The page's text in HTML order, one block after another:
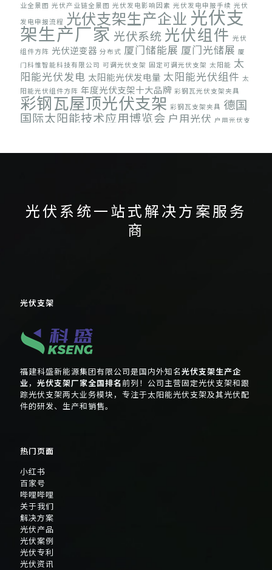
业全景图 光伏产业链全景图 光伏发电影响因素 光伏发电申报手续 光伏
发电申报流程 光伏支架生产企业光伏支
架生产厂家 光伏系统 光伏组件 光伏
组件方阵 光伏逆变器 分布式 厦门储能展 厦门光储展 厦
门科惟智能科技有限公司 可调光伏支架 固定可调光伏支架 太阳能 太
阳能光伏发电 太阳能光伏发电量 太阳能光伏组件 太
阳能光伏组件方阵 年度光伏支架十大品牌 彩钢瓦光伏支架夹具
彩钢瓦屋顶光伏支架 彩钢瓦支架夹具 德国
国际太阳能技术应用博览会 户用光伏 户用光伏支
亚国际能源展科盛新能源美国国际太阳能展
光伏系统一站式解决方案服务
商
光伏支架
福建科盛新能源集团有限公司是国内外知名光伏支架生产企
业， 光伏支架厂家全国排名前列！公司主营固定光伏支架和跟
踪光伏支架两大业务模块，专注于太阳能光伏支架及其光伏配
件的研发、生产和销售。
热门页面
小红书
百家号
哔哩哔哩
关于我们
解决方案
光伏产品
光伏案例
光伏专利
光伏资讯